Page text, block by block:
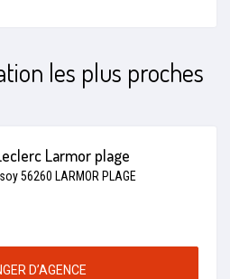
les plus proches
Larmor plage
56260 LARMOR PLAGE
D’AGENCE